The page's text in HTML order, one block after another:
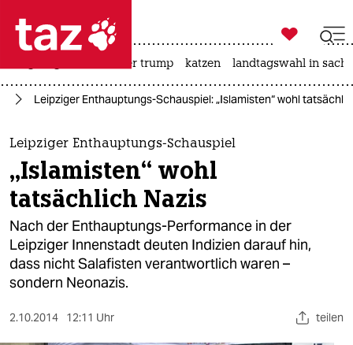
 taz zahl ich
taz zahl ich
themen
politik
öko
gesellschaft
kultur
sport

taz zahl ich
usa unter trump katzen landtagswahl in
Leipziger Enthauptungs-Schauspiel: „Islamisten“ wohl
Leipziger Enthauptungs-Schauspiel
„Islamisten“ wohl
tatsächlich Nazis
Nach der Enthauptungs-Performance in der
Leipziger Innenstadt deuten Indizien darauf hin,
dass nicht Salafisten verantwortlich waren –
sondern Neonazis.
2.10.2014 12:11 Uhr teilen